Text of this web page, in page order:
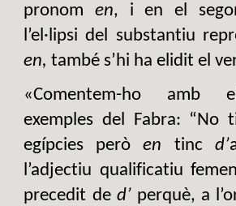
pronomen, i en el
l’el·lipsi del substantiu
en, també s’hi ha elidit el
«Comentem-ho amb
exemples del Fabra: “No
egípcies peròen tinc d’
l’adjectiu qualificatiu
precedit de d’perquè, a